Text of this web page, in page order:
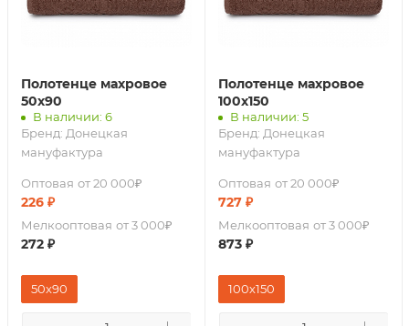
Полотенце махровое
50х90
В наличии: 6
Бренд: Донецкая
мануфактура
Оптовая от 20 000₽
226 ₽
Мелкооптовая от 3 000₽
272 ₽
50x90
Полотенце махровое
100х150
В наличии: 5
Бренд: Донецкая
мануфактура
Оптовая от 20 000₽
727 ₽
Мелкооптовая от 3 000₽
873 ₽
100х150